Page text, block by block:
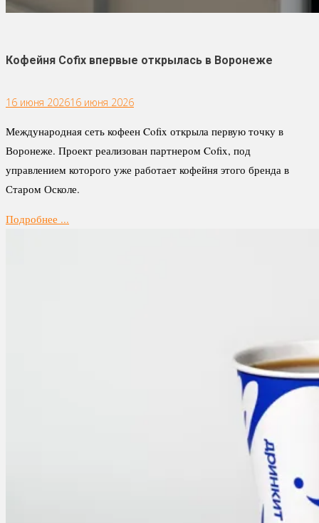
Кофейня Cofix впервые открылась в Воронеже
16 июня 202616 июня 2026
Международная сеть кофеен Cofix открыла первую точку в
Воронеже. Проект реализован партнером Cofix, под
управлением которого уже работает кофейня этого бренда в
Старом Осколе.
Подробнее ...